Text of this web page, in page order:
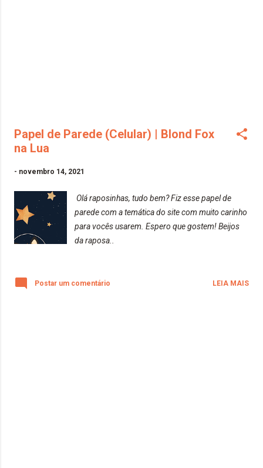
Papel de Parede (Celular) | Blond Fox
na Lua
- novembro 14, 2021
Olá raposinhas, tudo bem? Fiz esse papel de
parede com a temática do site com muito carinho
para vocês usarem. Espero que gostem! Beijos
da raposa..
Postar um comentário LEIA MAIS